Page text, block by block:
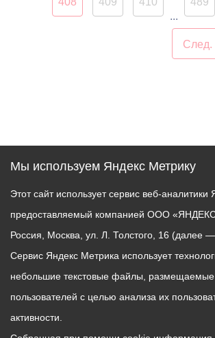
...
След.
Мы используем Яндекс Метрику
Этот сайт использует сервис веб-аналитики
предоставляемый компанией ООО
Россия, Москва, ул. Л. Толстого, 16 (далее —
Сервис Яндекс Метрика использует
небольшие текстовые файлы,
пользователей с целью анализа их
активности.